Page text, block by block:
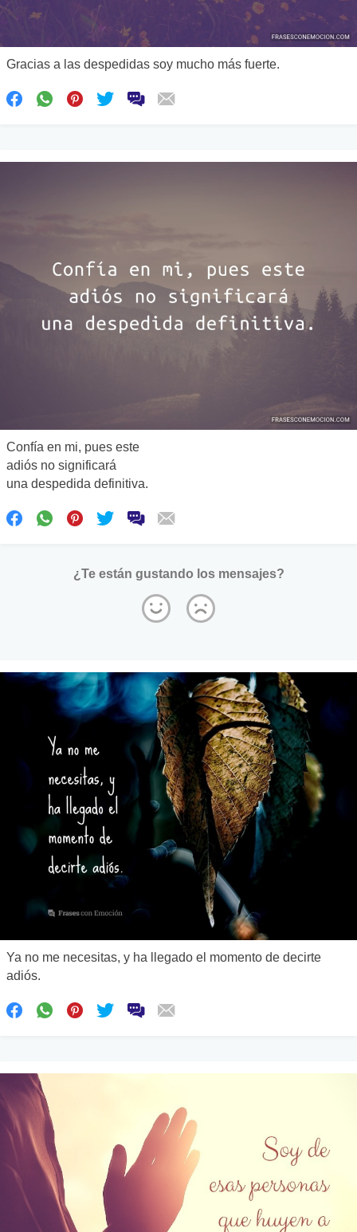
Gracias a las despedidas soy mucho más fuerte.
Confía en mi, pues este
adiós no significará
una despedida definitiva.
¿Te están gustando los mensajes?
Ya no me necesitas, y ha llegado el momento de decirte
adiós.